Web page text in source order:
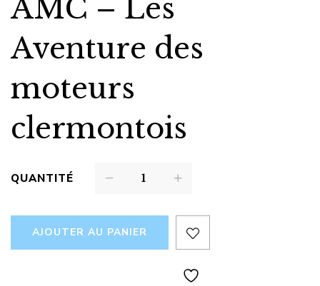
AMC – Les
Aventure des
moteurs
clermontois
QUANTITÉ
AJOUTER AU PANIER